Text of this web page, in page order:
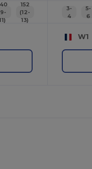
152
(12-
13)
3-
4
5-
6
W1